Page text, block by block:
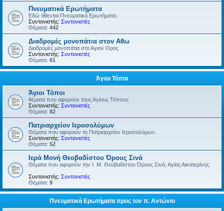
Πνευματικά Ερωτήματα
Εδώ τίθενται Πνευματικά Ερωτήματα.
Συντονιστής: Συντονιστές
Θέματα: 442
Διαδρομές μονοπάτια στον Αθω
Διαδρομές μονοπάτια στο Αγιον Ορος
Συντονιστής: Συντονιστές
Θέματα: 61
Άγιοι Τόποι
Άγιοι Τόποι
θέματα που αφορούν τους Αγίους Τόπους
Συντονιστής: Συντονιστές
Θέματα: 82
Πατριαρχείον Ιεροσολύμων
Θέματα που αφορούν το Πατριαρχείον Ιεροσολύμων.
Συντονιστής: Συντονιστές
Θέματα: 52
Ιερά Μονή Θεοβαδίστου Όρους Σινά
Θέματα που αφορούν την Ι. Μ. Θεοβαδίστου Όρους Σινά, Αγίας Αικατερίνης.
Συντονιστής: Συντονιστές
Θέματα: 9
Πνευματικά Ερωτήματα προς τον π. Αντώνιο